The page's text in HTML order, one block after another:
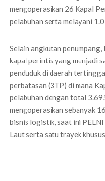
mengoperasikan 26 Kapal
pelabuhan serta melayani
Selain angkutan
kapal perintis yang menjadi
penduduk di daerah
perbatasan (3TP) di mana
pelabuhan dengan total
mengoperasikan sebanyak
bisnis logistik, saat ini
Laut serta satu trayek